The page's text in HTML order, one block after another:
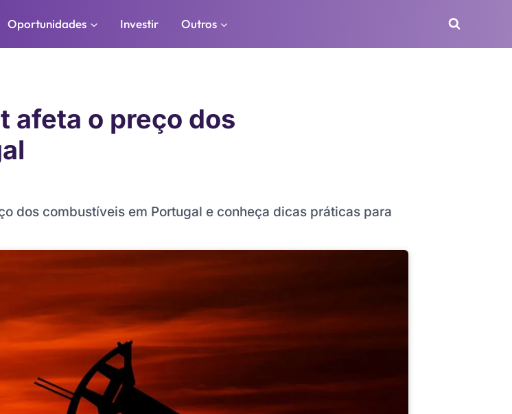
Oportunidades Investir Outros
afeta o preço dos
dos combustíveis em Portugal e conheça dicas práticas para